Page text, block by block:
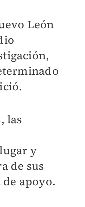
León
las
y
de sus
apoyo.